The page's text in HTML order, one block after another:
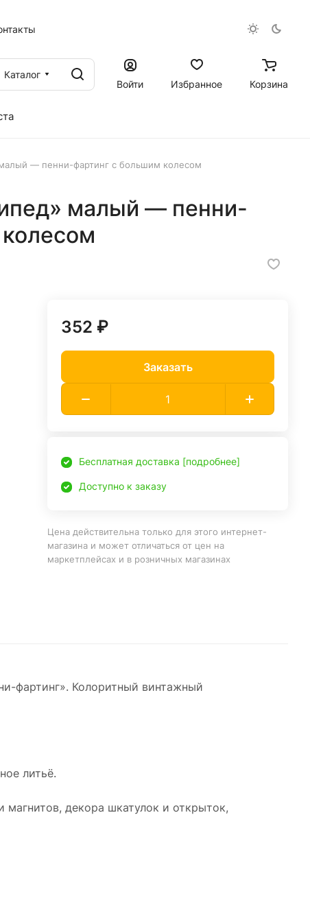
Каталог
Войти
Избранное Корзина
— пенни-фартинг с большим колесом
малый — пенни-
352 ₽
Заказать
Бесплатная доставка [подробнее]
Доступно к заказу
Цена действительна только для этого интернет-
магазина и может отличаться от цен на
маркетплейсах и в розничных магазинах
фартинг». Колоритный винтажный
литьё.
декора шкатулок и открыток,